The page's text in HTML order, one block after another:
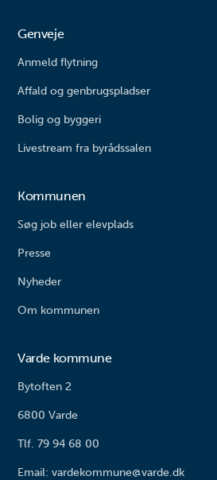
Genveje
Anmeld flytning
Affald og genbrugspladser
Bolig og byggeri
Livestream fra byrådssalen
Kommunen
Søg job eller elevplads
Presse
Nyheder
Om kommunen
Varde kommune
Bytoften 2
6800 Varde
Tlf. 79 94 68 00
Email: vardekommune@varde.dk